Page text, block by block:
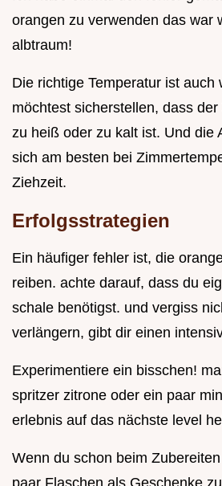
orangen zu verwenden das war
albtraum!
Die richtige Temperatur ist auch
möchtest sicherstellen, dass
zu heiß oder zu kalt ist. Und die
sich am besten bei
Ziehzeit.
Erfolgsstrategien
Ein häufiger fehler ist, die
reiben. achte darauf, dass du
schale benötigst. und vergiss
verlängern, gibt dir einen
Experimentiere ein bisschen!
spritzer zitrone oder ein paar
erlebnis auf das nächste level
Wenn du schon beim